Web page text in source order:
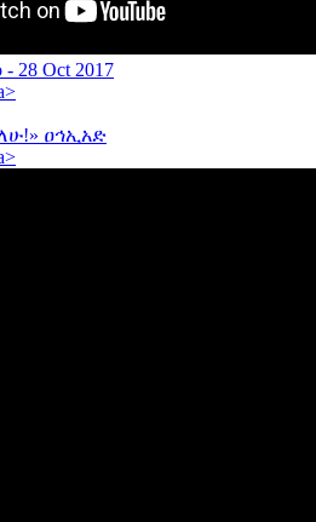
- 28 Oct 2017
ዐኅኢአድ